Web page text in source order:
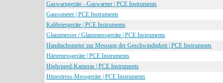
Gaswarngeräte - Gaswarner | PCE Instruments
Gaussmeter | PCE Instruments
Kalibriergeräte | PCE Instruments
Glanzmesser / Glanzmessgeräte | PCE Instruments
Handtachometer zur Messung der Geschwindigkeit | PCE Instruments
Härtemessgeräte | PCE Instruments
Highspeed-Kameras | PCE Instruments
Hitzestress-Messgeräte | PCE Instruments